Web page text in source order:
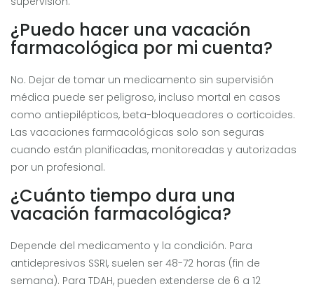
¿Puedo hacer una vacación
farmacológica por mi cuenta?
No. Dejar de tomar un medicamento sin supervisión
médica puede ser peligroso, incluso mortal en casos
como antiepilépticos, beta-bloqueadores o corticoides.
Las vacaciones farmacológicas solo son seguras
cuando están planificadas, monitoreadas y autorizadas
por un profesional.
¿Cuánto tiempo dura una
vacación farmacológica?
Depende del medicamento y la condición. Para
antidepresivos SSRI, suelen ser 48-72 horas (fin de
semana). Para TDAH, pueden extenderse de 6 a 12